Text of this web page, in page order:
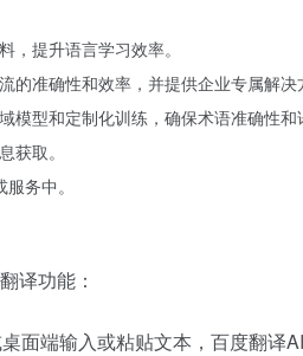
，提升语言学习效率。
准确性和效率，并提供企业专属解决
型和定制化训练，确保术语准确性和
获取。
务中。
译功能：
面端输入或粘贴文本，百度翻